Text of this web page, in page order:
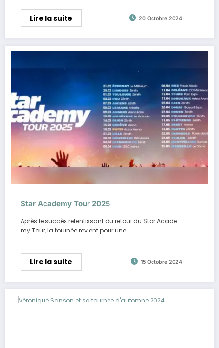
Lire la suite 20 Octobre 2024
Star Academy Tour 2025
Après le succès retentissant du retour du Star Acade
my Tour, la tournée revient pour une…
Lire la suite 15 Octobre 2024